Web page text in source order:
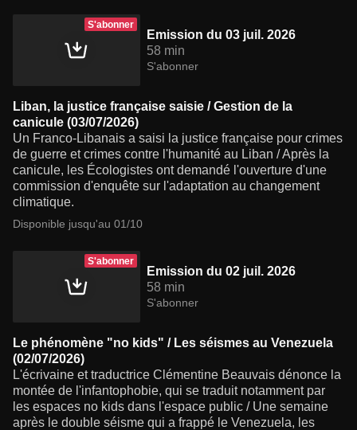
S'abonner
Emission du 03 juil. 2026
58 min
S'abonner
Liban, la justice française saisie / Gestion de la
canicule (03/07/2026)
Un Franco-Libanais a saisi la justice française pour crimes
de guerre et crimes contre l'humanité au Liban / Après la
canicule, les Écologistes ont demandé l'ouverture d'une
commission d'enquête sur l'adaptation au changement
climatique.
Disponible jusqu'au 01/10
S'abonner
Emission du 02 juil. 2026
58 min
S'abonner
Le phénomène "no kids" / Les séismes au Venezuela
(02/07/2026)
L'écrivaine et traductrice Clémentine Beauvais dénonce la
montée de l'infantophobie, qui se traduit notamment par
les espaces no kids dans l'espace public / Une semaine
après le double séisme qui a frappé le Venezuela, les